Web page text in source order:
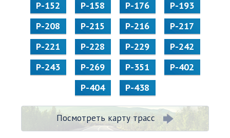
Р-152
Р-158 Р-176
Р-193
Р-208
Р-215 Р-216
Р-217
Р-221
Р-228 Р-229
Р-242
Р-243
Р-269 Р-351
Р-402
Р-404
Р-438
Посмотреть карту трасс